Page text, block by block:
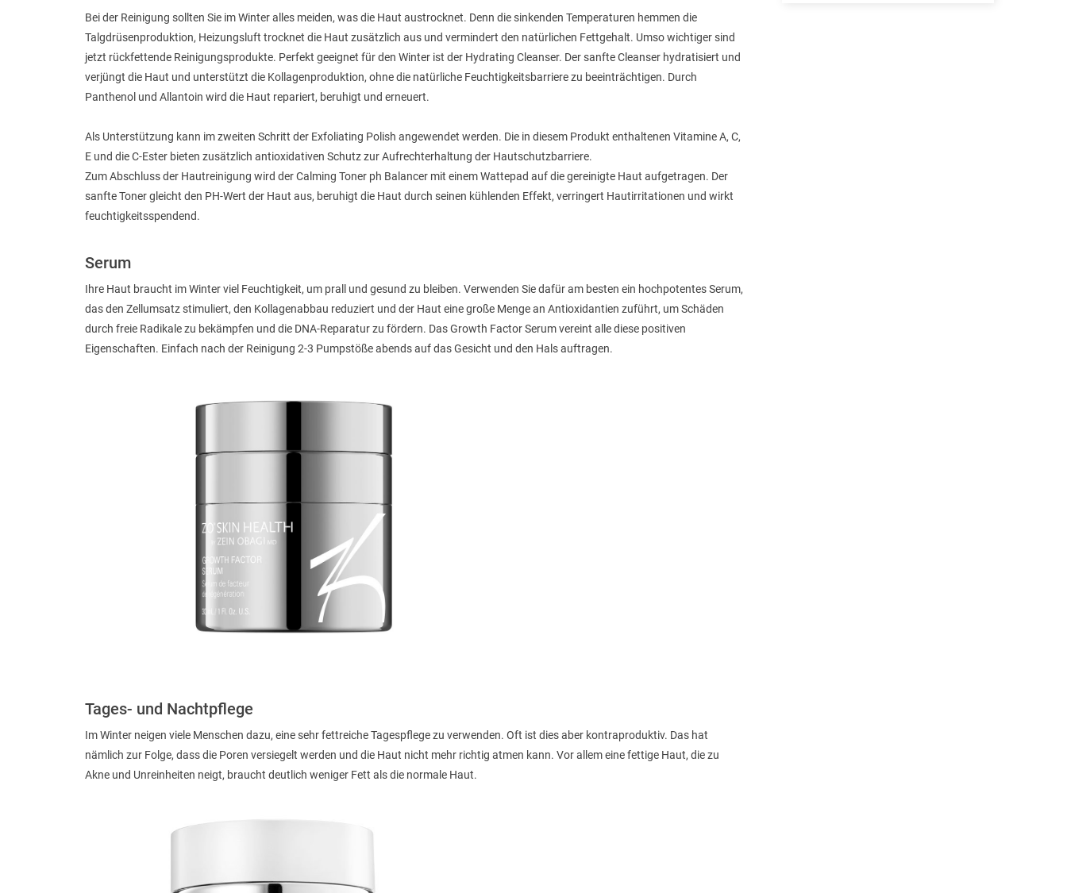
Bei der Reinigung sollten Sie im Winter alles meiden, was die Haut austrocknet. Denn die sinkenden Temperaturen hemmen die
Talgdrüsenproduktion, Heizungsluft trocknet die Haut zusätzlich aus und vermindert den natürlichen Fettgehalt. Umso wichtiger sind
jetzt rückfettende Reinigungsprodukte. Perfekt geeignet für den Winter ist der Hydrating Cleanser. Der sanfte Cleanser hydratisiert und
verjüngt die Haut und unterstützt die Kollagenproduktion, ohne die natürliche Feuchtigkeitsbarriere zu beeinträchtigen. Durch
Panthenol und Allantoin wird die Haut repariert, beruhigt und erneuert.
Als Unterstützung kann im zweiten Schritt der Exfoliating Polish angewendet werden. Die in diesem Produkt enthaltenen Vitamine A, C,
E und die C-Ester bieten zusätzlich antioxidativen Schutz zur Aufrechterhaltung der Hautschutzbarriere.
Zum Abschluss der Hautreinigung wird der Calming Toner ph Balancer mit einem Wattepad auf die gereinigte Haut aufgetragen. Der
sanfte Toner gleicht den PH-Wert der Haut aus, beruhigt die Haut durch seinen kühlenden Effekt, verringert Hautirritationen und wirkt
feuchtigkeitsspendend.
Serum
Ihre Haut braucht im Winter viel Feuchtigkeit, um prall und gesund zu bleiben. Verwenden Sie dafür am besten ein hochpotentes Serum,
das den Zellumsatz stimuliert, den Kollagenabbau reduziert und der Haut eine große Menge an Antioxidantien zuführt, um Schäden
durch freie Radikale zu bekämpfen und die DNA-Reparatur zu fördern. Das Growth Factor Serum vereint alle diese positiven
Eigenschaften. Einfach nach der Reinigung 2-3 Pumpstöße abends auf das Gesicht und den Hals auftragen.
Tages- und Nachtpflege
Im Winter neigen viele Menschen dazu, eine sehr fettreiche Tagespflege zu verwenden. Oft ist dies aber kontraproduktiv. Das hat
nämlich zur Folge, dass die Poren versiegelt werden und die Haut nicht mehr richtig atmen kann. Vor allem eine fettige Haut, die zu
Akne und Unreinheiten neigt, braucht deutlich weniger Fett als die normale Haut.